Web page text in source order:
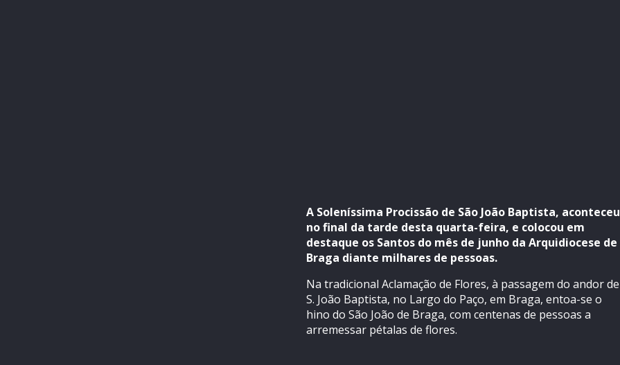
A Soleníssima Procissão de São João Baptista, aconteceu
no final da tarde desta quarta-feira, e colocou em
destaque os Santos do mês de junho da Arquidiocese de
Braga diante milhares de pessoas.
Na tradicional Aclamação de Flores, à passagem do andor de
S. João Baptista, no Largo do Paço, em Braga, entoa-se o
hino do São João de Braga, com centenas de pessoas a
arremessar pétalas de flores.